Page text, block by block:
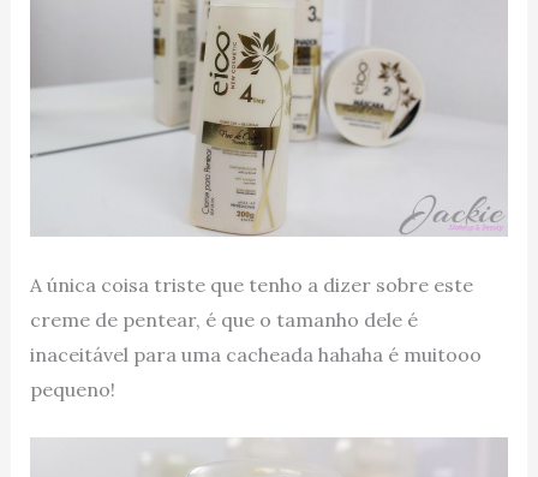
A única coisa triste que tenho a dizer sobre este
creme de pentear, é que o tamanho dele é
inaceitável para uma cacheada hahaha é muitooo
pequeno!